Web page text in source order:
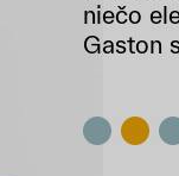
niečo
Gaston